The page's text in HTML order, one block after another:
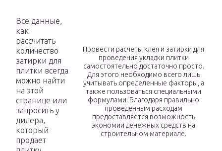
Все данные,
как
рассчитать
количество
затирки для
плитки всегда
можно найти
на этой
странице или
запросить у
дилера,
который
продает
Провести расчеты клея и затирки для
проведения укладки плитки
самостоятельно достаточно просто.
Для этого необходимо всего лишь
учитывать определенные факторы, а
также пользоваться специальными
формулами. Благодаря правильно
проведенным расходам
предоставляется возможность
экономии денежных средств на
строительном материале.